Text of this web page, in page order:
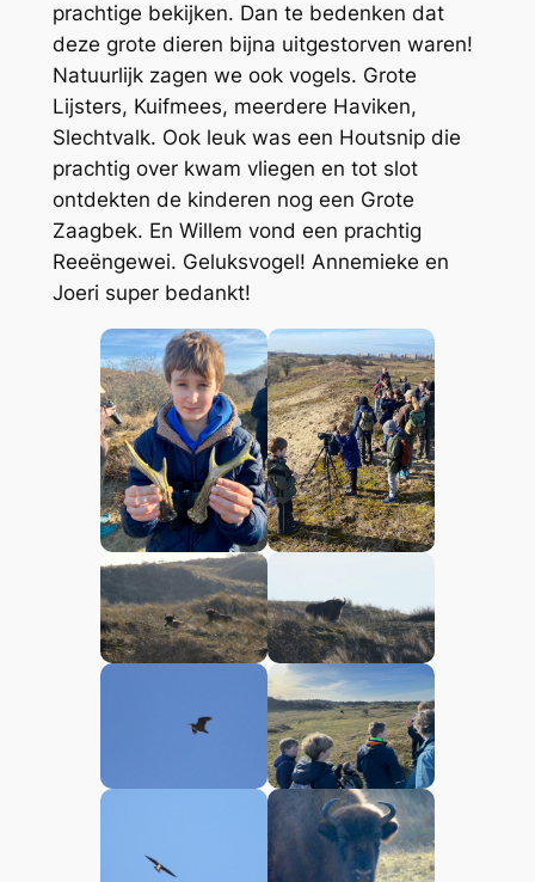
prachtige bekijken. Dan te bedenken dat
deze grote dieren bijna uitgestorven waren!
Natuurlijk zagen we ook vogels. Grote
Lijsters, Kuifmees, meerdere Haviken,
Slechtvalk. Ook leuk was een Houtsnip die
prachtig over kwam vliegen en tot slot
ontdekten de kinderen nog een Grote
Zaagbek. En Willem vond een prachtig
Reeëngewei. Geluksvogel! Annemieke en
Joeri super bedankt!